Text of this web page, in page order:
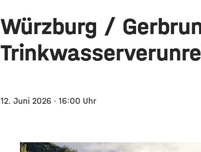
Würzburg /
12. Juni 2026 · 16:00 Uhr